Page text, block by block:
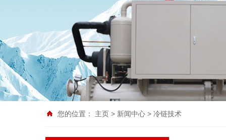
您的位置： 主页 > 新闻中心 > 冷链技术